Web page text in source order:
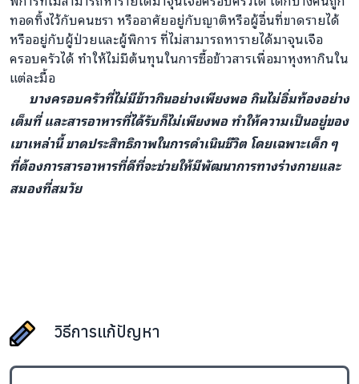
ทอดทิ้งไว้กับคนชรา หรืออาศัยอยู่กับญาติหรือผู้อื่นที่ขาดรายได้
หรืออยู่กับผู้ป่วยและผู้พิการ ที่ไม่สามารถหารายได้มาจุนเจือ
ครอบครัวได้ ทำให้ไม่มีต้นทุนในการซื้อข้าวสารเพื่อมาหุงหากินใน
แต่ละมื้อ
บางครอบครัวที่ไม่มีข้าวกินอย่างเพียงพอ กินไม่อิ่มท้องอย่าง
เต็มที่ และสารอาหารที่ได้รับก็ไม่เพียงพอ ทำให้ความเป็นอยู่ของ
เขาเหล่านี้ ขาดประสิทธิภาพในการดำเนินชีวิต โดยเฉพาะเด็ก ๆ
ที่ต้องการสารอาหารที่ดีที่จะช่วยให้มีพัฒนาการทางร่างกายและ
สมองที่สมวัย
วิธีการแก้ปัญหา